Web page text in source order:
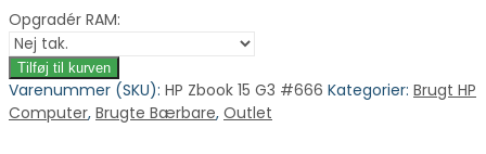
Opgradér RAM:
Tilføj til kurven
Varenummer (SKU): HP Zbook 15 G3 #666 Kategorier: Brugt HP
Computer, Brugte Bærbare, Outlet